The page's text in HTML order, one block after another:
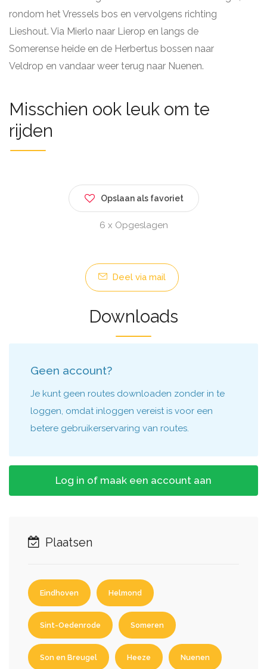
rondom het Vressels bos en vervolgens richting
Lieshout. Via Mierlo naar Lierop en langs de
Somerense heide en de Herbertus bossen naar
Veldrop en vandaar weer terug naar Nuenen.
Misschien ook leuk om te
rijden
Opslaan als favoriet
6 x Opgeslagen
Deel via mail
Downloads
Geen account?
Je kunt geen routes downloaden zonder in te
loggen, omdat inloggen vereist is voor een
betere gebruikerservaring van routes.
Log in of maak een account aan
Plaatsen
Eindhoven Helmond
Sint-Oedenrode Someren
Son en Breugel Heeze Nuenen